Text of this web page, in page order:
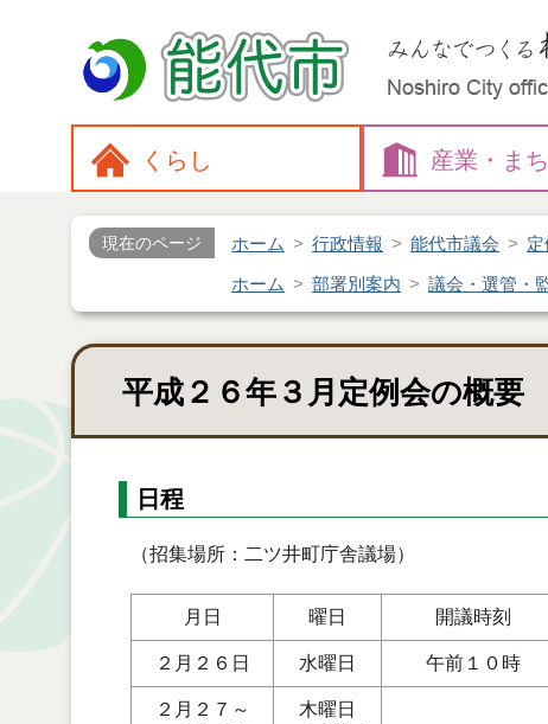
くらし 産業・ ま
現在のページ ホーム 行政情報 能代市議会
ホーム 部署別案内 議会・選管・
平成２６年３月定例会の概要
日程
（招集場所：二ツ井町庁舎議場）
月日 曜日 開議時刻
２月２６日 水曜日 午前１０時
２月２７～
木曜日